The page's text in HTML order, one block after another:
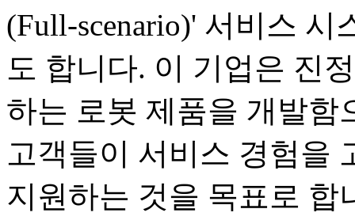
(Full-scenario)' 서비스
도 합니다. 이 기업은 진
하는 로봇 제품을 개발함
고객들이 서비스 경험을
지원하는 것을 목표로 합